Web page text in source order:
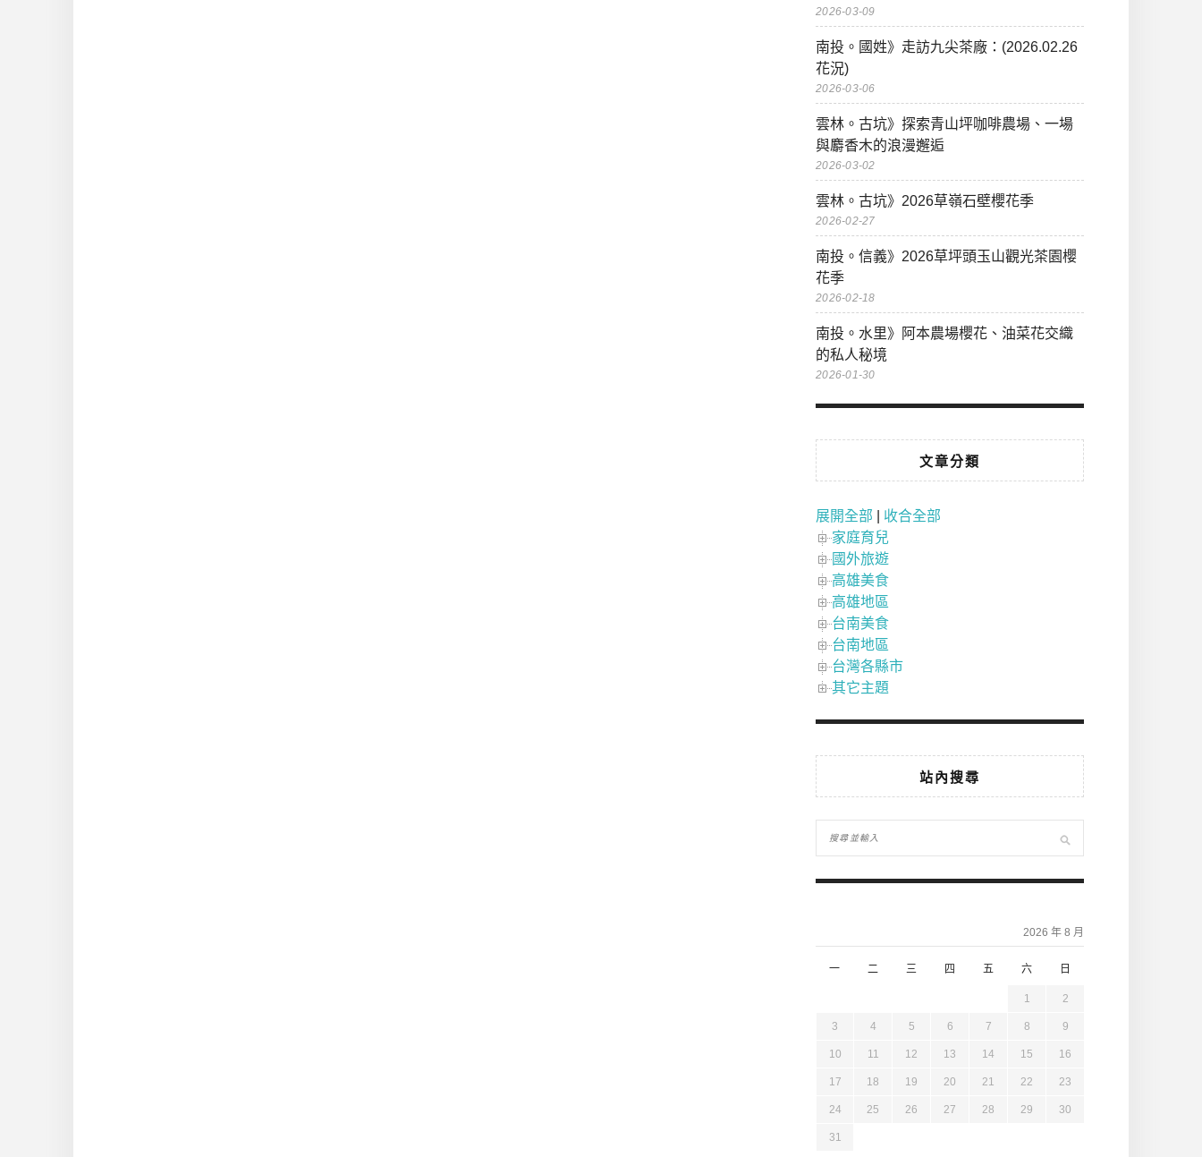
2026-03-09
南投。國姓》走訪九尖茶廠：(2026.02.26
花況)
2026-03-06
雲林。古坑》探索青山坪咖啡農場、一場
與麝香木的浪漫邂逅
2026-03-02
雲林。古坑》2026草嶺石壁櫻花季
2026-02-27
南投。信義》2026草坪頭玉山觀光茶園櫻
花季
2026-02-18
南投。水里》阿本農場櫻花、油菜花交織
的私人秘境
2026-01-30
文章分類
展開全部
收合全部
家庭育兒
國外旅遊
高雄美食
高雄地區
台南美食
台南地區
台灣各縣市
其它主題
站內搜尋
2026 年 8 月
一 二 三 四 五 六 日
1 2
3 4 5 6 7 8 9
10 11 12 13 14 15 16
17 18 19 20 21 22 23
24 25 26 27 28 29 30
31